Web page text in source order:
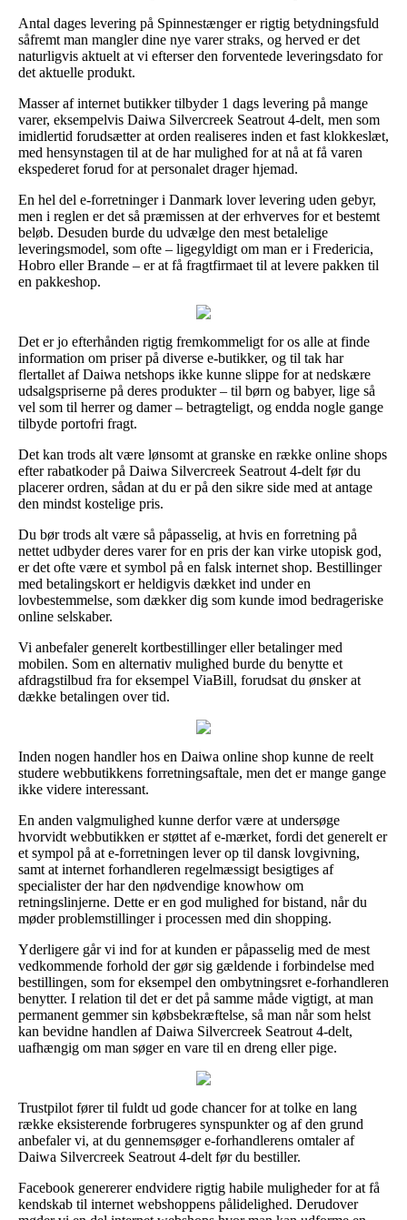
Antal dages levering på Spinnestænger er rigtig betydningsfuld
såfremt man mangler dine nye varer straks, og herved er det
naturligvis aktuelt at vi efterser den forventede leveringsdato for
det aktuelle produkt.
Masser af internet butikker tilbyder 1 dags levering på mange
varer, eksempelvis Daiwa Silvercreek Seatrout 4-delt, men som
imidlertid forudsætter at orden realiseres inden et fast klokkeslæt,
med hensynstagen til at de har mulighed for at nå at få varen
ekspederet forud for at personalet drager hjemad.
En hel del e-forretninger i Danmark lover levering uden gebyr,
men i reglen er det så præmissen at der erhverves for et bestemt
beløb. Desuden burde du udvælge den mest betalelige
leveringsmodel, som ofte – ligegyldigt om man er i Fredericia,
Hobro eller Brande – er at få fragtfirmaet til at levere pakken til
en pakkeshop.
Det er jo efterhånden rigtig fremkommeligt for os alle at finde
information om priser på diverse e-butikker, og til tak har
flertallet af Daiwa netshops ikke kunne slippe for at nedskære
udsalgspriserne på deres produkter – til børn og babyer, lige så
vel som til herrer og damer – betragteligt, og endda nogle gange
tilbyde portofri fragt.
Det kan trods alt være lønsomt at granske en række online shops
efter rabatkoder på Daiwa Silvercreek Seatrout 4-delt før du
placerer ordren, sådan at du er på den sikre side med at antage
den mindst kostelige pris.
Du bør trods alt være så påpasselig, at hvis en forretning på
nettet udbyder deres varer for en pris der kan virke utopisk god,
er det ofte være et symbol på en falsk internet shop. Bestillinger
med betalingskort er heldigvis dækket ind under en
lovbestemmelse, som dækker dig som kunde imod bedrageriske
online selskaber.
Vi anbefaler generelt kortbestillinger eller betalinger med
mobilen. Som en alternativ mulighed burde du benytte et
afdragstilbud fra for eksempel ViaBill, forudsat du ønsker at
dække betalingen over tid.
Inden nogen handler hos en Daiwa online shop kunne de reelt
studere webbutikkens forretningsaftale, men det er mange gange
ikke videre interessant.
En anden valgmulighed kunne derfor være at undersøge
hvorvidt webbutikken er støttet af e-mærket, fordi det generelt er
et sympol på at e-forretningen lever op til dansk lovgivning,
samt at internet forhandleren regelmæssigt besigtiges af
specialister der har den nødvendige knowhow om
retningslinjerne. Dette er en god mulighed for bistand, når du
møder problemstillinger i processen med din shopping.
Yderligere går vi ind for at kunden er påpasselig med de mest
vedkommende forhold der gør sig gældende i forbindelse med
bestillingen, som for eksempel den ombytningsret e-forhandleren
benytter. I relation til det er det på samme måde vigtigt, at man
permanent gemmer sin købsbekræftelse, så man når som helst
kan bevidne handlen af Daiwa Silvercreek Seatrout 4-delt,
uafhængig om man søger en vare til en dreng eller pige.
Trustpilot fører til fuldt ud gode chancer for at tolke en lang
række eksisterende forbrugeres synspunkter og af den grund
anbefaler vi, at du gennemsøger e-forhandlerens omtaler af
Daiwa Silvercreek Seatrout 4-delt før du bestiller.
Facebook genererer endvidere rigtig habile muligheder for at få
kendskab til internet webshoppens pålidelighed. Derudover